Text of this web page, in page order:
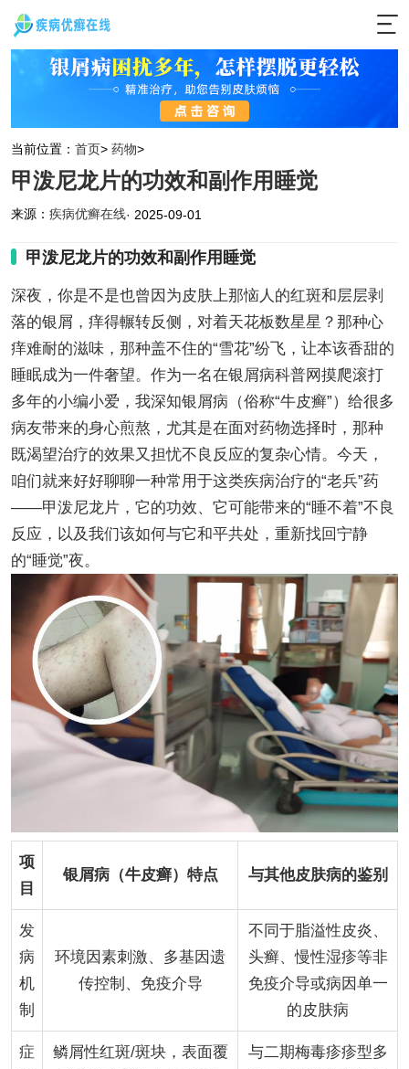
当前位置： 首页> 药物>
甲泼尼龙片的功效和副作用睡觉
来源： 疾病优癣在线· 2025-09-01
甲泼尼龙片的功效和副作用睡觉
深夜，你是不是也曾因为皮肤上那恼人的红斑和层层剥
落的银屑，痒得輾转反侧，对着天花板数星星？那种心
痒难耐的滋味，那种盖不住的“雪花”纷飞，让本该香甜的
睡眠成为一件奢望。作为一名在银屑病科普网摸爬滚打
多年的小编小爱，我深知银屑病（俗称“牛皮癣”）给很多
病友带来的身心煎熬，尤其是在面对药物选择时，那种
既渴望治疗的效果又担忧不良反应的复杂心情。今天，
咱们就来好好聊聊一种常用于这类疾病治疗的“老兵”药
——甲泼尼龙片，它的功效、它可能带来的“睡不着”不良
反应，以及我们该如何与它和平共处，重新找回宁静
的“睡觉”夜。
项
目
银屑病（牛皮癣）特点 与其他皮肤病的鉴别
发
病
机
制
环境因素刺激、多基因遗
传控制、免疫介导
不同于脂溢性皮炎、
头癣、慢性湿疹等非
免疫介导或病因单一
的皮肤病
症
鳞屑性红斑/斑块，表面覆
与二期梅毒疹疹型多